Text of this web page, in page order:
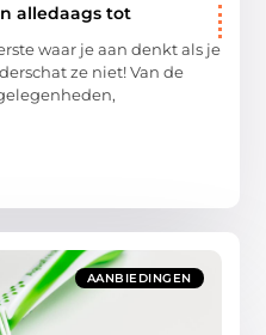
alledaags tot
waar je aan denkt als je
ze niet! Van de
AANBIEDINGEN